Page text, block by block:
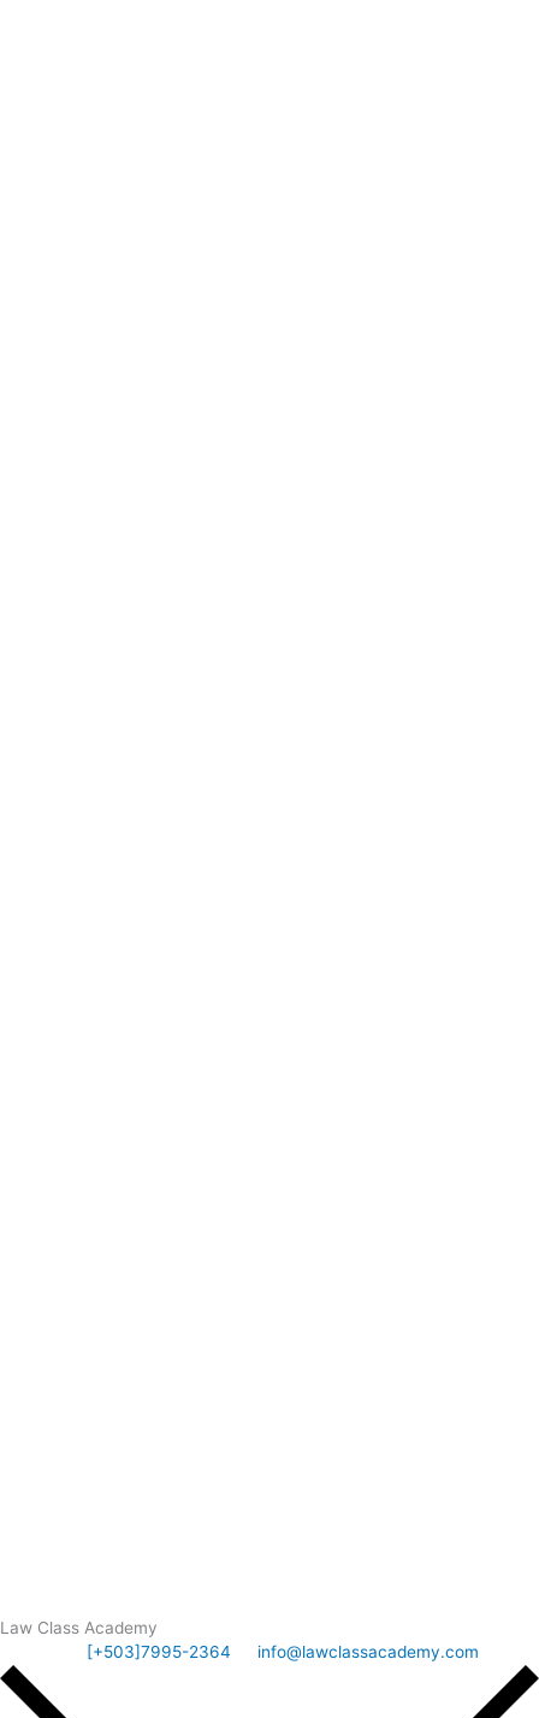
Law Class Academy
[+503]7995-2364
info@lawclassacademy.com